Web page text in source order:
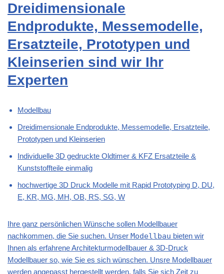
Dreidimensionale
Endprodukte, Messemodelle,
Ersatzteile, Prototypen und
Kleinserien sind wir Ihr
Experten
Modellbau
Dreidimensionale Endprodukte, Messemodelle, Ersatzteile,
Prototypen und Kleinserien
Individuelle 3D gedruckte Oldtimer & KFZ Ersatzteile &
Kunststoffteile einmalig
hochwertige 3D Druck Modelle mit Rapid Prototyping D, DU,
E, KR, MG, MH, OB, RS, SG, W
Ihre ganz persönlichen Wünsche sollen Modellbauer
nachkommen, die Sie suchen. Unser Modellbau bieten wir
Ihnen als erfahrene Architekturmodellbauer & 3D-Druck
Modellbauer so, wie Sie es sich wünschen. Unsre Modellbauer
werden angepasst hergestellt werden, falls Sie sich Zeit zu